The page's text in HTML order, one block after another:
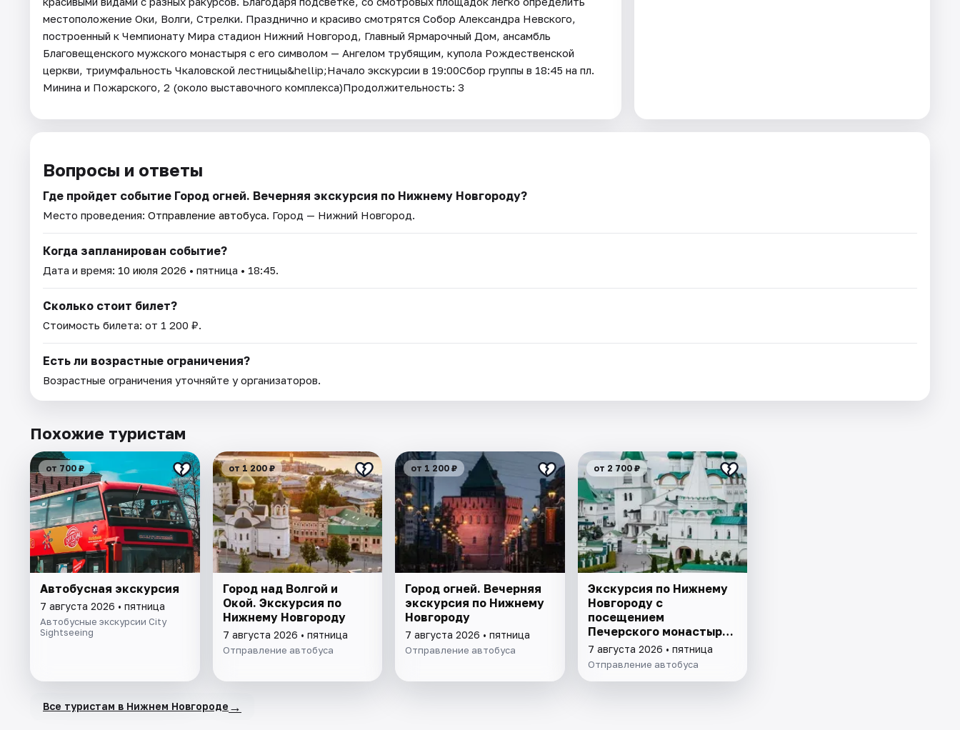
местоположение Оки, Волги, Стрелки. Празднично и красиво смотрятся Собор Александра Невского,
построенный к Чемпионату Мира стадион Нижний Новгород, Главный Ярмарочный Дом, ансамбль
Благовещенского мужского монастыря с его символом — Ангелом трубящим, купола Рождественской
церкви, триумфальность Чкаловской лестницы&hellip;Начало экскурсии в 19:00Сбор группы в 18:45 на пл.
Минина и Пожарского, 2 (около выставочного комплекса)Продолжительность: 3
Вопросы и ответы
Где пройдет событие Город огней. Вечерняя экскурсия по Нижнему Новгороду?
Место проведения: Отправление автобуса. Город — Нижний Новгород.
Когда запланирован событие?
Дата и время: 10 июля 2026 • пятница • 18:45.
Сколько стоит билет?
Стоимость билета: от 1 200 ₽.
Есть ли возрастные ограничения?
Возрастные ограничения уточняйте у организаторов.
Похожие туристам
от 700 ₽
Автобусная экскурсия
7 августа 2026 • пятница
Автобусные экскурсии City
Sightseeing
от 1 200 ₽
Город над Волгой и
Окой. Экскурсия по
Нижнему Новгороду
7 августа 2026 • пятница
Отправление автобуса
от 1 200 ₽
Город огней. Вечерняя
экскурсия по Нижнему
Новгороду
7 августа 2026 • пятница
Отправление автобуса
от 2 700 ₽
Экскурсия по Нижнему
Новгороду с
посещением
Печерского монастыря
и канатной дороги
7 августа 2026 • пятница
Отправление автобуса
Все туристам в Нижнем Новгороде →